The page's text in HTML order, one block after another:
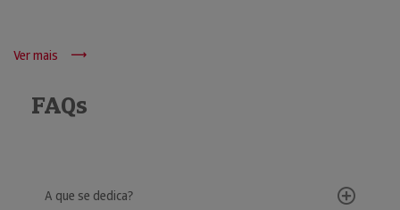
Ver mais
FAQs
A que se dedica?